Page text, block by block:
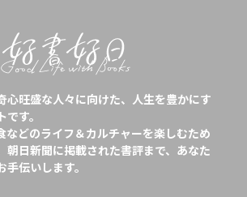
心旺盛な人々に向けた、人生を豊かにす
す。
などのライフ＆カルチャーを楽しむため
朝日新聞に掲載された書評まで、あなた
伝いします。